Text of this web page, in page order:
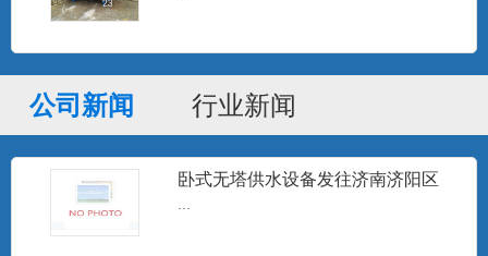
高频电子水处理仪是一种采用物理方法进
行水处理的高科技节能型产...
定压补水装置
公司新闻 行业新闻
卧式无塔供水设备发往济南济阳区
...